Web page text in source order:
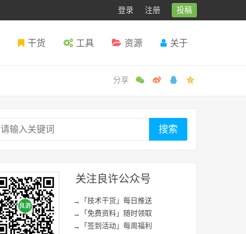
登录 注册 投稿
干货 工具 资源 关于
搜索
关注良许公众号
→「技术干货」每日推送
→「免费资料」随时领取
→「签到活动」每周福利